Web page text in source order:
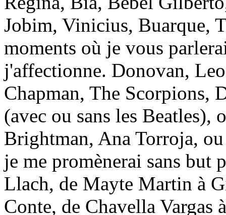
Jobim, Vinicius, Buarque,
moments où je vous
j'affectionne. Donovan,
Chapman, The Scorpions,
(avec ou sans les Beatles),
Brightman, Ana Torroja,
je me promènerai sans but
Llach, de Mayte Martin à
Conte, de Chavella Vargas